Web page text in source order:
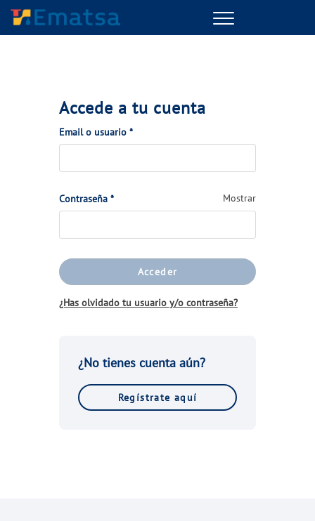
Menu
Accede a tu cuenta
Email o usuario *(Obligatorio)
Contraseña *(Obligatorio) Mostrar
Acceder
¿Has olvidado tu usuario y/o contraseña?
¿No tienes cuenta aún?
Regístrate aquí